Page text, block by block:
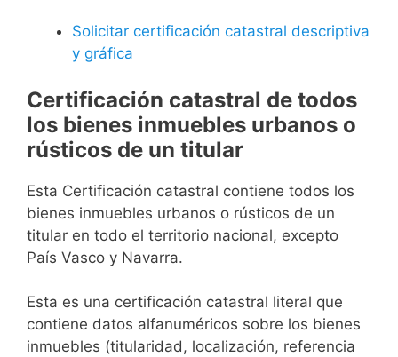
Solicitar certificación catastral descriptiva
y gráfica
Certificación catastral de todos
los bienes inmuebles urbanos o
rústicos de un titular
Esta Certificación catastral contiene todos los
bienes inmuebles urbanos o rústicos de un
titular en todo el territorio nacional, excepto
País Vasco y Navarra.
Esta es una certificación catastral literal que
contiene datos alfanuméricos sobre los bienes
inmuebles (titularidad, localización, referencia